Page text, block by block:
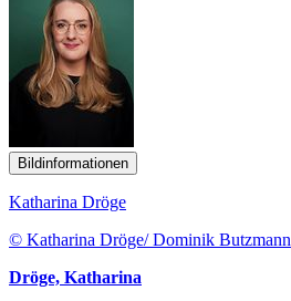
Bildinformationen
Katharina Dröge
© Katharina Dröge/ Dominik Butzmann
Dröge, Katharina